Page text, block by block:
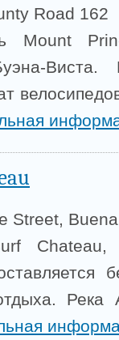
Road 162
Mount
Виста.
Street,
Chateau,
Река